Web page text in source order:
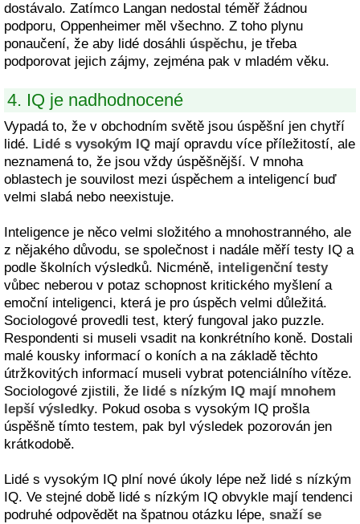
dostávalo. Zatímco Langan nedostal téměř žádnou
podporu, Oppenheimer měl všechno. Z toho plynu
ponaučení, že aby lidé dosáhli úspěchu, je třeba
podporovat jejich zájmy, zejména pak v mladém věku.
4. IQ je nadhodnocené
Vypadá to, že v obchodním světě jsou úspěšní jen chytří
lidé. Lidé s vysokým IQ mají opravdu více příležitostí, ale
neznamená to, že jsou vždy úspěšnější. V mnoha
oblastech je souvilost mezi úspěchem a inteligencí buď
velmi slabá nebo neexistuje.
Inteligence je něco velmi složitého a mnohostranného, ale
z nějakého důvodu, se společnost i nadále měří testy IQ a
podle školních výsledků. Nicméně, inteligenční testy
vůbec neberou v potaz schopnost kritického myšlení a
emoční inteligenci, která je pro úspěch velmi důležitá.
Sociologové provedli test, který fungoval jako puzzle.
Respondenti si museli vsadit na konkrétního koně. Dostali
malé kousky informací o koních a na základě těchto
útržkovitých informací museli vybrat potenciálního vítěze.
Sociologové zjistili, že lidé s nízkým IQ mají mnohem
lepší výsledky. Pokud osoba s vysokým IQ prošla
úspěšně tímto testem, pak byl výsledek pozorován jen
krátkodobě.
Lidé s vysokým IQ plní nové úkoly lépe než lidé s nízkým
IQ. Ve stejné době lidé s nízkým IQ obvykle mají tendenci
podruhé odpovědět na špatnou otázku lépe, snaží se